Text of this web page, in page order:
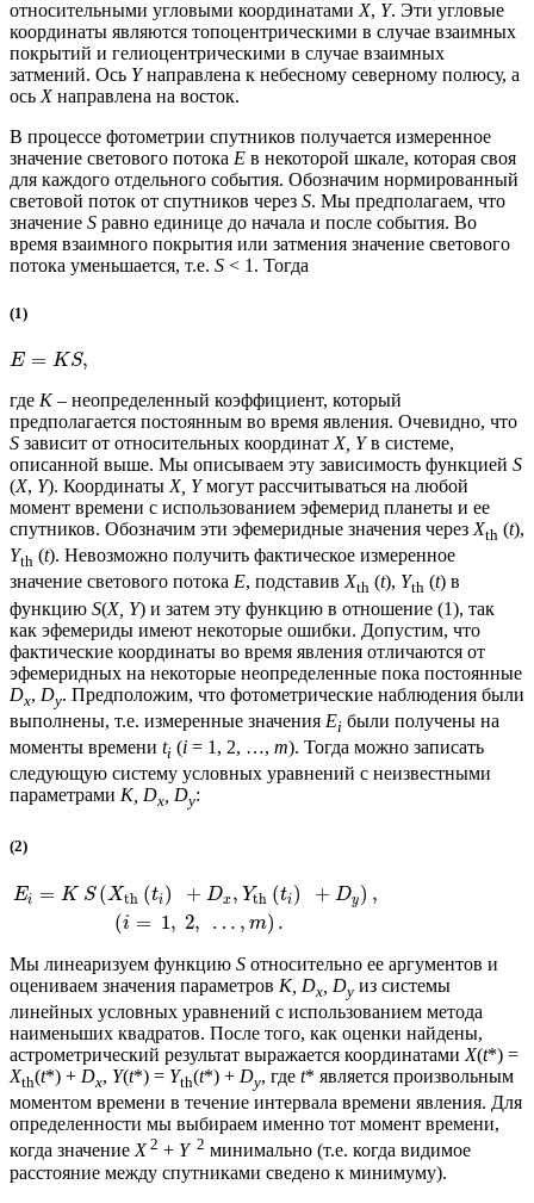
относительными угловыми координатами X, Y. Эти угловые
координаты являются топоцентрическими в случае взаимных
покрытий и гелиоцентрическими в случае взаимных
затмений. Ось Yнаправлена к небесному северному полюсу, а
ось Xнаправлена на восток.
В процессе фотометрии спутников получается измеренное
значение светового потока E в некоторой шкале, которая своя
для каждого отдельного события. Обозначим нормированный
световой поток от спутников через S. Мы предполагаем, что
значение S равно единице до начала и после события. Во
время взаимного покрытия или затмения значение светового
потока уменьшается, т.е. S < 1. Тогда
(1)
E = KS,
где K– неопределенный коэффициент, который
предполагается постоянным во время явления. Очевидно, что
S зависит от относительных координат X, Yв системе,
описанной выше. Мы описываем эту зависимость функцией S
(X, Y). Координаты X, Yмогут рассчитываться на любой
момент времени с использованием эфемерид планеты и ее
спутников. Обозначим эти эфемеридные значения через Xth (t),
Yth (t). Невозможно получить фактическое измеренное
значение светового потока E, подставив Xth (t), Yth (t) в
функцию S(X, Y) и затем эту функцию в отношение (1), так
как эфемериды имеют некоторые ошибки. Допустим, что
фактические координаты во время явления отличаются от
эфемеридных на некоторые неопределенные пока постоянные
Dx, Dy. Предположим, что фотометрические наблюдения были
выполнены, т.е. измеренные значения Ei были получены на
моменты времени ti (i = 1, 2, …, m). Тогда можно записать
следующую систему условных уравнений с неизвестными
параметрами K, Dx , Dy:
(2)
Ei = K S (Xth (ti) + Dx , Yth (ti) + Dy) ,
(i = 1, 2, … , m) .
Мы линеаризуем функцию S относительно ее аргументов и
оцениваем значения параметров K, Dx , Dy из системы
линейных условных уравнений с использованием метода
наименьших квадратов. После того, как оценки найдены,
астрометрический результат выражается координатами X(t*) =
Xth(t*) + Dx, Y(t*) = Yth(t*) + Dy, где t* является произвольным
моментом времени в течение интервала времени явления. Для
определенности мы выбираем именно тот момент времени,
когда значениеX2 + Y2 минимально (т.е. когда видимое
расстояние между спутниками сведено к минимуму).